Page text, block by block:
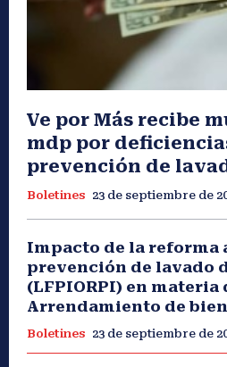
Ve por Más recibe
mdp por
prevención de
Boletines 23 de septiembre de
Impacto de la reforma
prevención de lavado
(LFPIORPI) en materia
Arrendamiento de
Boletines 23 de septiembre de